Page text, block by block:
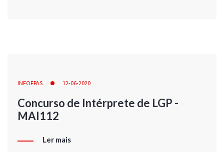
INFOFPAS 12-06-2020
Concurso de Intérprete de LGP -
MAI112
Ler mais